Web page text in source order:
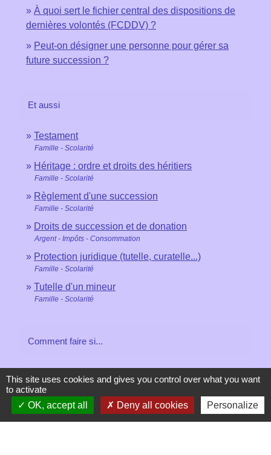
À quoi sert le fichier central des dispositions de
dernières volontés (FCDDV) ?
Peut-on désigner une personne pour gérer sa
future succession ?
Et aussi
Testament
Famille - Scolarité
Héritage : ordre et droits des héritiers
Famille - Scolarité
Règlement d'une succession
Famille - Scolarité
Droits de succession et de donation
Argent - Impôts - Consommation
Protection juridique (tutelle, curatelle...)
Famille - Scolarité
Tutelle d'un mineur
Famille - Scolarité
Comment faire si...
Signaler une erreur sur cette page
This site uses cookies and gives you control over what you want
to activate
OK, accept all
Deny all cookies Personalize